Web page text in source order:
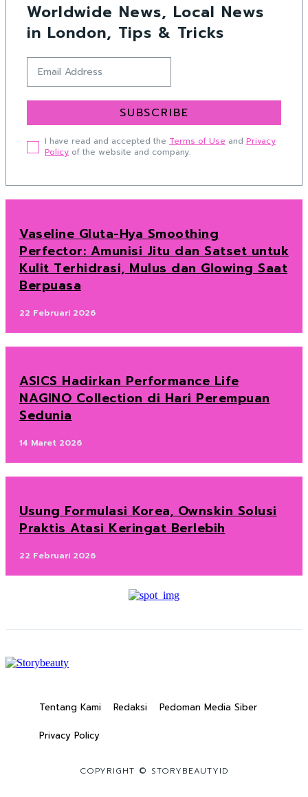
Worldwide News, Local News
in London, Tips & Tricks
SUBSCRIBE
I have read and accepted the Terms of Use and Privacy
Policy of the website and company.
Vaseline Gluta-Hya Smoothing
Perfector: Amunisi Jitu dan Satset untuk
Kulit Terhidrasi, Mulus dan Glowing Saat
Berpuasa
22 Februari 2026
ASICS Hadirkan Performance Life
NAGINO Collection di Hari Perempuan
Sedunia
14 Maret 2026
Usung Formulasi Korea, Ownskin Solusi
Praktis Atasi Keringat Berlebih
22 Februari 2026
Tentang Kami Redaksi Pedoman Media Siber
Privacy Policy
COPYRIGHT © STORYBEAUTYID